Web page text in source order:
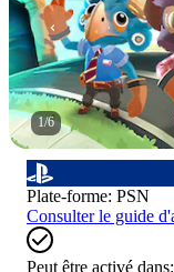
1/6
Plate-forme: PSN
Consulter le guide
Peut être activé dans: